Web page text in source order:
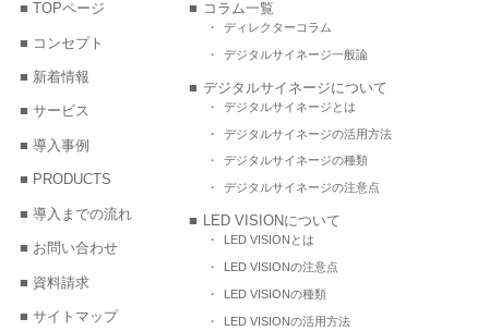
TOPページ
コンセプト
新着情報
サービス
導入事例
PRODUCTS
導入までの流れ
お問い合わせ
資料請求
サイトマップ
コラム一覧
ディレクターコラム
デジタルサイネージ一般論
デジタルサイネージについて
デジタルサイネージとは
デジタルサイネージの活用方法
デジタルサイネージの種類
デジタルサイネージの注意点
LED VISIONについて
LED VISIONとは
LED VISIONの注意点
LED VISIONの種類
LED VISIONの活用方法